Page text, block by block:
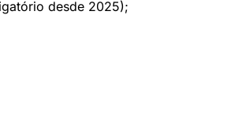
desde 2025);